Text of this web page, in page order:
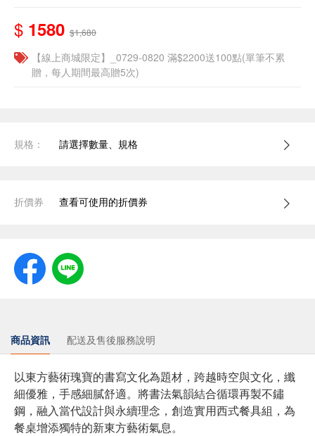
$ 1580 $1,680
【線上商城限定】_0729-0820 滿$2200送100點(單筆不累
贈，每人期間最高贈5次)
規格： 請選擇數量、規格
折價券 查看可使用的折價券
商品資訊 配送及售後服務說明
以東方藝術瑰寶的書寫文化為題材，跨越時空與文化，纖
細優雅，手感細膩舒適。將書法氣韻結合循環再製不鏽
鋼，融入當代設計與永續理念，創造實用西式餐具組，為
餐桌增添獨特的新東方藝術氣息。